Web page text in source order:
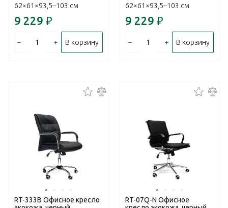
62×61×93,5–103 см
9 229 ₽
– + В корзину
62×61×93,5–103 см
9 229 ₽
– + В корзину
RT-333B Офисное кресло
RT-07Q-N Офисное